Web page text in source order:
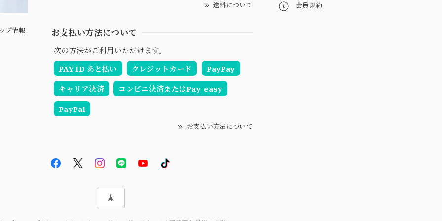
プ情報
送料について
お支払い方法について
次の方法がご利用いただけます。
PAY ID あと払い
クレジットカード PayPay
キャリア決済 コンビニ決済またはPay-easy
PayPal
お支払い方法について
会員規約